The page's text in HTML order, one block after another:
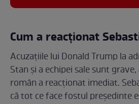
Cum a reacționat
Acuzațiile lui Donald Trump la
Stan și a echipei sale sunt
român a reacționat imediat.
că tot ce face fostul președinte